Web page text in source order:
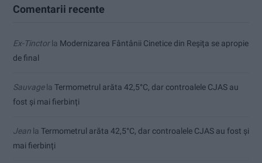
Comentarii recente
Ex-Tinctorla Modernizarea Fântânii Cinetice din Reșița se apropie
de final
Sauvagela Termometrul arăta 42,5°C, dar controalele CJAS au
fost și mai fierbinți
Jean la Termometrul arăta 42,5°C, dar controalele CJAS au fost și
mai fierbinți